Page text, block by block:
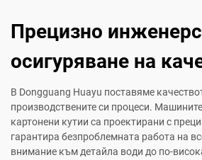
Прецизно
осигуряване на
В Dongguang Huayu поставяме
производствените си процеси.
картонени кутии са проектирани с
гарантира безпроблемната работа на
внимание към детайла води до по-